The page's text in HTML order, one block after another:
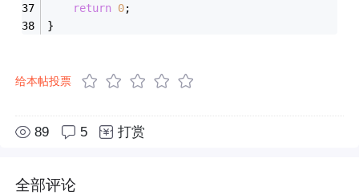
return 0;
}
给本帖投票
89 5 打赏
全部评论